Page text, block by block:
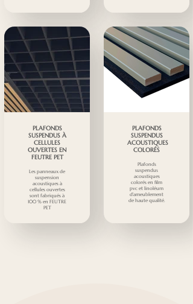
PLAFONDS
SUSPENDUS À
CELLULES
OUVERTES EN
FEUTRE PET
Les panneaux de
suspension
acoustiques à
cellules ouvertes
sont fabriqués à
100 % en FEUTRE
PET
PLAFONDS
SUSPENDUS
ACOUSTIQUES
COLORÉS
Plafonds
suspendus
acoustiques
colorés en film
pvc et linoléum
d'ameublement
de haute qualité.